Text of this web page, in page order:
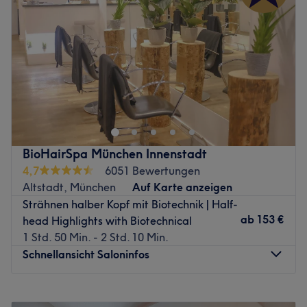
09:00– 20:00
Samstag
09:00–17:00
Sonntag
Geschlossen
Der Friseur SALOONS EXCLUSIVE in Bogenhausen ist Teil
eines erfolgreichen Friseurunternehmens. So können Sie
sich auch in dieser Filiale von SALOONS EXCLUSIVE auf
professionell ausgeführte Haarschnitte und Styles für
Damen und Herren mit leuchtenden Farben und
Tönungen, effektvollen Strähnen und feierliche
Hochsteck-und Brautfrisuren freuen. Alle Mitarbeiter sind
perfekt ausgebildet und verfügen über jahrelange
internationale Erfahrung. Durch regelmäßigen
Schulungen kann man Sie auch stets zu aktuellen Trends
und Techniken beraten.
BioHairSpa München Innenstadt
4,7
6051 Bewertungen
Altstadt, München
Auf Karte anzeigen
Strähnen halber Kopf mit Biotechnik | Half-
head Highlights with Biotechnical
1 Std. 50 Min. - 2 Std. 10 Min.
ab 153 €
Schnellansicht Saloninfos